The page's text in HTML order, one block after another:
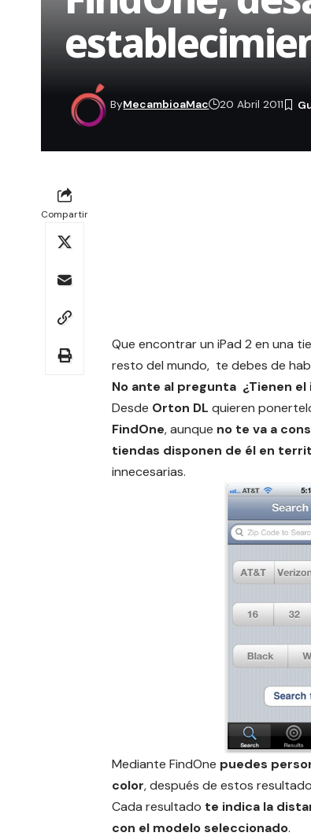
ByMecambioaMac 20 Abril 2011
Compartir
Que encontrar un iPad 2 en una
resto del mundo, te debes de
No ante al pregunta ¿Tienen el
Desde Orton DL quieren
FindOne, aunque no te va a
tiendas disponen de él en
innecesarias.
Mediante FindOne puedes
color, después de estos
Cada resultado te indica la
con el modelo seleccionado.